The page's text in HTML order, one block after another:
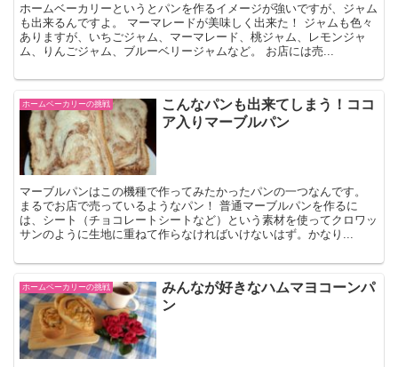
ホームベーカリーというとパンを作るイメージが強いですが、ジャム
も出来るんですよ。 マーマレードが美味しく出来た！ ジャムも色々
ありますが、いちごジャム、マーマレード、桃ジャム、レモンジャ
ム、りんごジャム、ブルーベリージャムなど。 お店には売...
ホームベーカリーの挑戦
こんなパンも出来てしまう！ココ
ア入りマーブルパン
マーブルパンはこの機種で作ってみたかったパンの一つなんです。
まるでお店で売っているようなパン！ 普通マーブルパンを作るに
は、シート（チョコレートシートなど）という素材を使ってクロワッ
サンのように生地に重ねて作らなければいけないはず。かなり...
ホームベーカリーの挑戦
みんなが好きなハムマヨコーンパ
ン